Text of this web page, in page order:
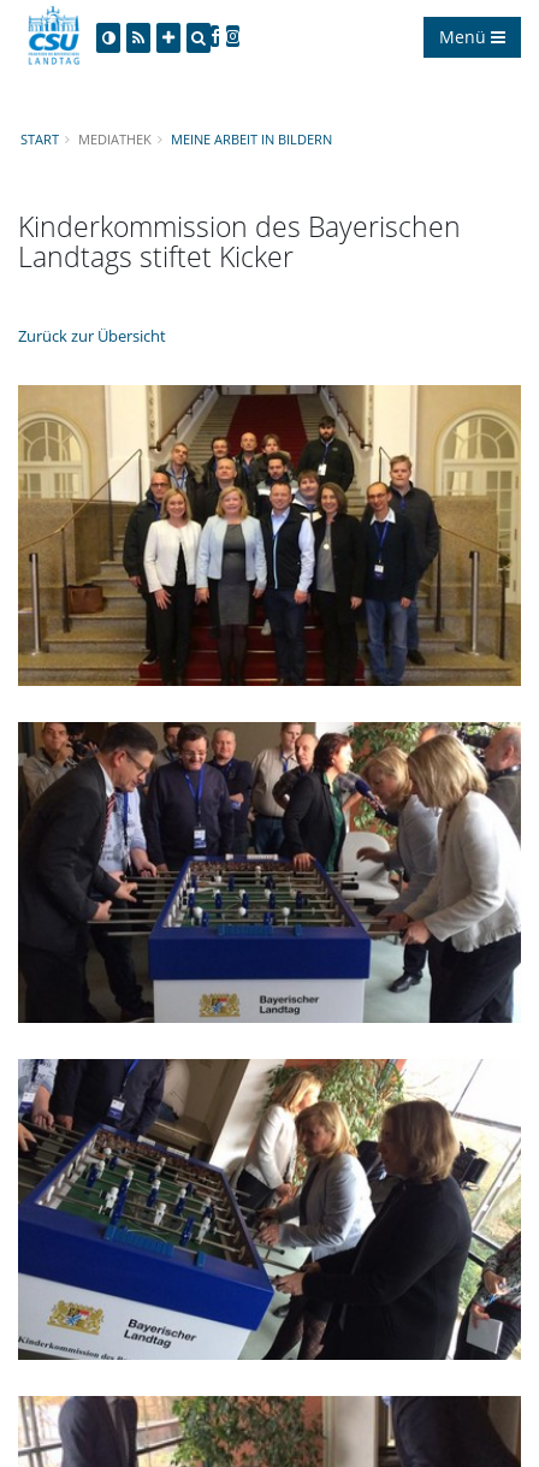
Menü
START MEDIATHEK MEINE ARBEIT IN BILDERN
Kinderkommission des Bayerischen
Landtags stiftet Kicker
Zurück zur Übersicht